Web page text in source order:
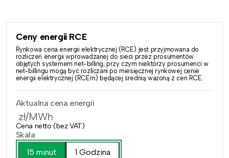
Ceny energii RCE
Rynkowa cena energii elektrycznej (RCE) jest przyjmowana do
rozliczeń energii wprowadzanej do sieci przez prosumentów
objętych systemem net-billing, przy czym niektórzy prosumenci w
net-billingu mogą być rozliczani po miesięcznej rynkowej cenie
energii elektrycznej (RCEm) będącej średnią ważoną z cen RCE.
Aktualna cena energii
zł/MWh
Cena netto (bez VAT)
Skala
15 minut
1 Godzina